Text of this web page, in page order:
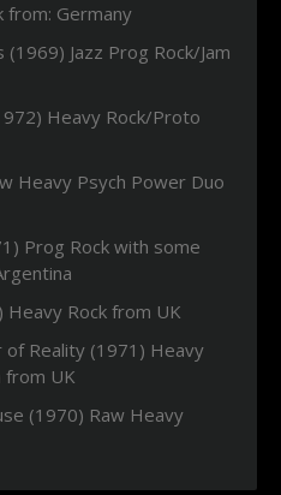
from: Germany
Jazz Prog Rock/Jam
Heavy Rock/Proto
Heavy Psych Power Duo
Prog Rock with some
Heavy Rock from UK
of Reality (1971) Heavy
from UK
(1970) Raw Heavy